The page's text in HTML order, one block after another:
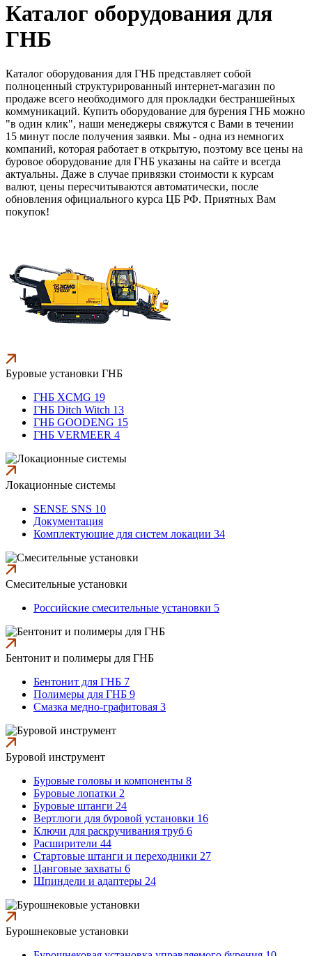
Каталог оборудования для
ГНБ
Каталог оборудования для ГНБ представляет собой
полноценный структурированный интернет-магазин по
продаже всего необходимого для прокладки бестраншейных
коммуникаций. Купить оборудование для бурения ГНБ можно
"в один клик", наши менеджеры свяжутся с Вами в течении
15 минут после получения заявки. Мы - одна из немногих
компаний, которая работает в открытую, поэтому все цены на
буровое оборудование для ГНБ указаны на сайте и всегда
актуальны. Даже в случае привязки стоимости к курсам
валют, цены пересчитываются автоматически, после
обновления официального курса ЦБ РФ. Приятных Вам
покупок!
Буровые установки ГНБ
ГНБ XCMG 19
ГНБ Ditch Witch 13
ГНБ GOODENG 15
ГНБ VERMEER 4
Локационные системы
SENSE SNS 10
Документация
Комплектующие для систем локации 34
Смесительные установки
Российские смесительные установки 5
Бентонит и полимеры для ГНБ
Бентонит для ГНБ 7
Полимеры для ГНБ 9
Смазка медно-графитовая 3
Буровой инструмент
Буровые головы и компоненты 8
Буровые лопатки 2
Буровые штанги 24
Вертлюги для буровой установки 16
Ключи для раскручивания труб 6
Расширители 44
Стартовые штанги и переходники 27
Цанговые захваты 6
Шпиндели и адаптеры 24
Бурошнековые установки